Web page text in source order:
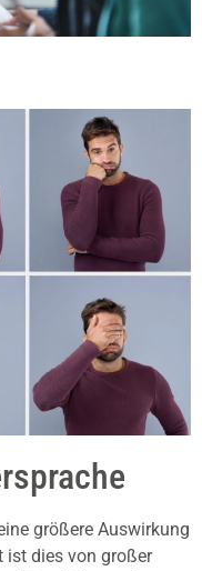
größere Auswirkung
ist dies von großer